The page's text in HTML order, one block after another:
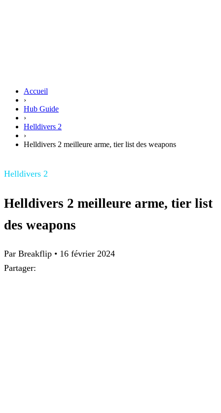
Accueil
›
Hub Guide
›
Helldivers 2
›
Helldivers 2 meilleure arme, tier list des weapons
Helldivers 2
Helldivers 2 meilleure arme, tier list
des weapons
Par Breakflip • 16 février 2024
Partager: